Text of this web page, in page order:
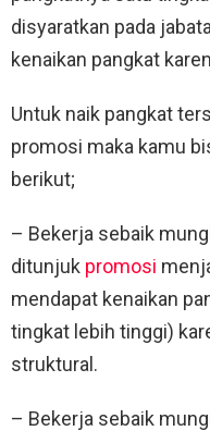
disyaratkan pada
kenaikan pangkat
Untuk naik pangkat
promosi maka kamu
berikut;
– Bekerja sebaik
ditunjuk promosi
mendapat kenaikan
tingkat lebih tinggi)
struktural.
– Bekerja sebaik